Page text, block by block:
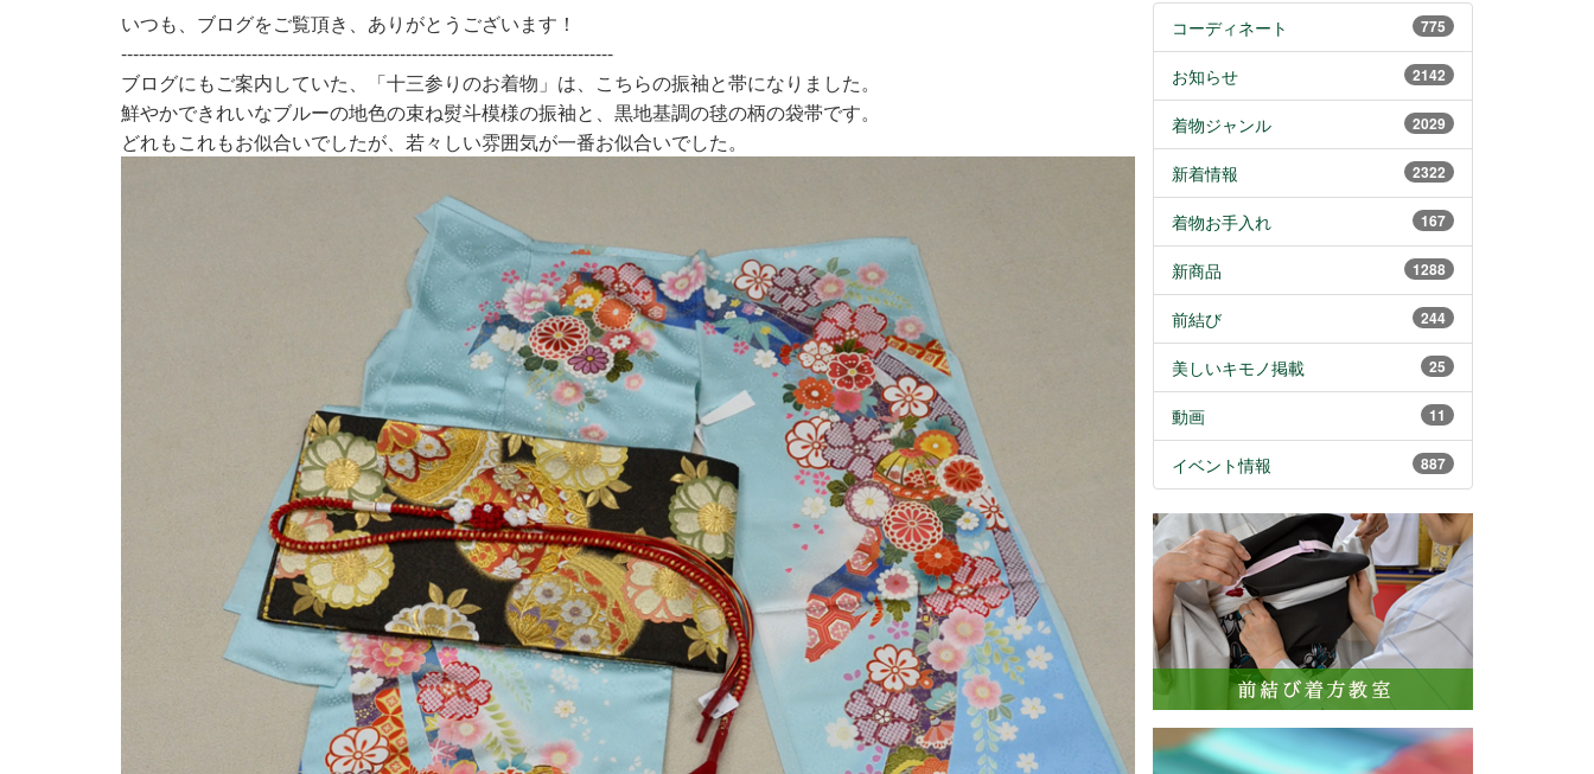
いつも、ブログをご覧頂き、ありがとうございます！
-----------------------------------------------------------------------------------
ブログにもご案内していた、「十三参りのお着物」は、こちらの振袖と帯になりました。
鮮やかできれいなブルーの地色の束ね熨斗模様の振袖と、黒地基調の毬の柄の袋帯です。
どれもこれもお似合いでしたが、若々しい雰囲気が一番お似合いでした。
775
コーディネート
2142
お知らせ
2029
着物ジャンル
2322
新着情報
167
着物お手入れ
1288
新商品
244
前結び
25
美しいキモノ掲載
11
動画
887
イベント情報